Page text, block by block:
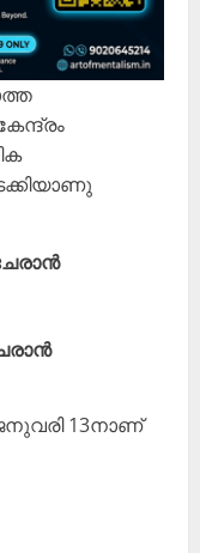
ജനുവരി 13നാണ്